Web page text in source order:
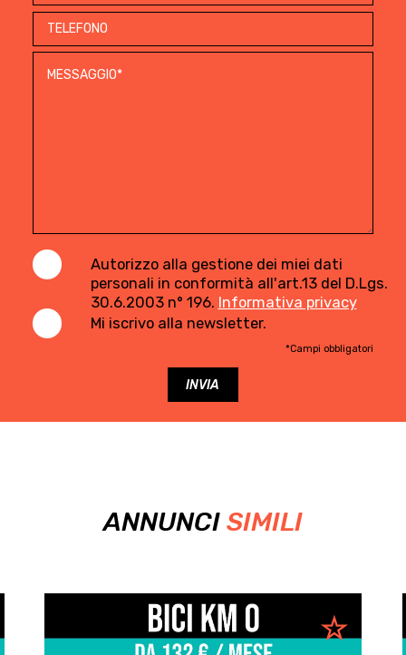
Autorizzo alla gestione dei miei dati
personali in conformità all'art.13 del D.Lgs.
30.6.2003 n° 196. Informativa privacy
Mi iscrivo alla newsletter.
*Campi obbligatori
ANNUNCI SIMILI